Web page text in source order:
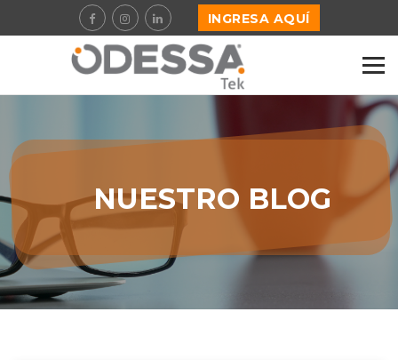
INGRESA AQUÍ
NUESTRO BLOG